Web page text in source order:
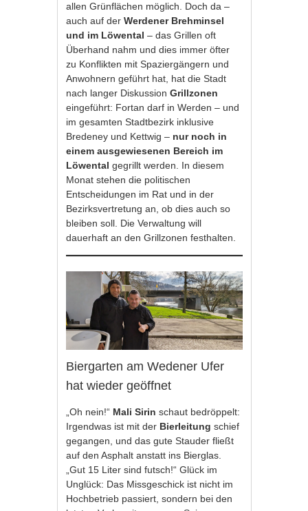
allen Grünflächen möglich. Doch da –
auch auf derWerdener Brehminsel
und im Löwental – das Grillen oft
Überhand nahm und dies immer öfter
zu Konflikten mit Spaziergängern und
Anwohnern geführt hat, hat die Stadt
nach langer DiskussionGrillzonen
eingeführt: Fortan darf in Werden – und
im gesamten Stadtbezirk inklusive
Bredeney und Kettwig – nur noch in
einem ausgewiesenen Bereich im
Löwental gegrillt werden. In diesem
Monat stehen die politischen
Entscheidungen im Rat und in der
Bezirksvertretung an, ob dies auch so
bleiben soll. Die Verwaltung will
dauerhaft an den Grillzonen festhalten.
Biergarten am Wedener Ufer
hat wieder geöffnet
„Oh nein!“ Mali Sirin schaut bedröppelt:
Irgendwas ist mit der Bierleitung schief
gegangen, und das gute Stauder fließt
auf den Asphalt anstatt ins Bierglas.
„Gut 15 Liter sind futsch!“ Glück im
Unglück: Das Missgeschick ist nicht im
Hochbetrieb passiert, sondern bei den